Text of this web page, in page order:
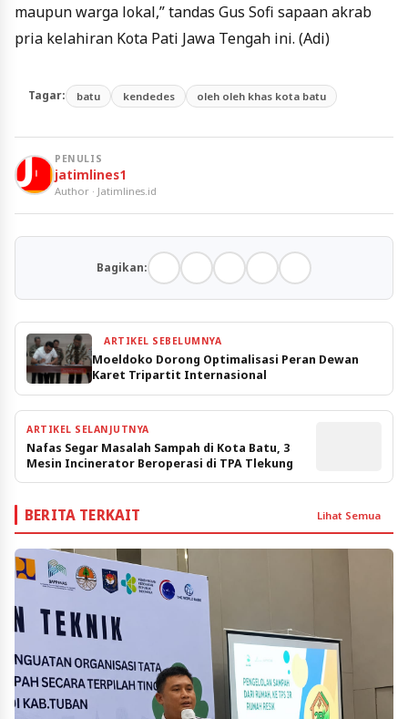
maupun warga lokal,” tandas Gus Sofi sapaan akrab
pria kelahiran Kota Pati Jawa Tengah ini. (Adi)
Tagar: batu kendedes oleh oleh khas kota batu
PENULIS
jatimlines1
Author · Jatimlines.id
Bagikan:
ARTIKEL SEBELUMNYA
Moeldoko Dorong Optimalisasi Peran Dewan
Karet Tripartit Internasional
ARTIKEL SELANJUTNYA
Nafas Segar Masalah Sampah di Kota Batu, 3
Mesin Incinerator Beroperasi di TPA Tlekung
BERITA TERKAIT Lihat Semua